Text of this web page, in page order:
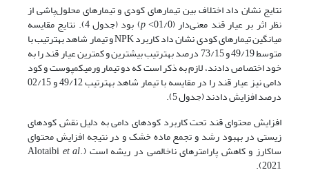
نتایج نشان داد اختلاف بین تیمارهای کودی و تیمارهای محلول‌پاشی از
نظر اثر بر عیار قند معنی‌دار (01/0˂ p ) بود (جدول 4). نتایج مقایسه
میانگین تیمارهای کودی نشان داد کاربرد NPK و تیمار شاهد به­ترتیب با
متوسط 49/19 و 73/15 درصد به­ترتیب بیشترین و کمترین عیار قند را به
خود اختصاص دادند، لازم به ذکر است که دو تیمار ورمی­کمپوست و کود
دامی نیز عیار قند را در مقایسه با تیمار شاهد به­ترتیب 49/12 و 02/15
درصد افزایش دادند (جدول 5).
افزایش محتوای قند تحت کاربرد کودهای دامی به دلیل نقش کودهای
زیستی در بهبود رشد و تجمع ماده خشک و در نتیجه افزایش محتوای
ساکارز و کاهش پارامترهای ناخالصی در ریشه است (Alotaibi et al.,
2021).